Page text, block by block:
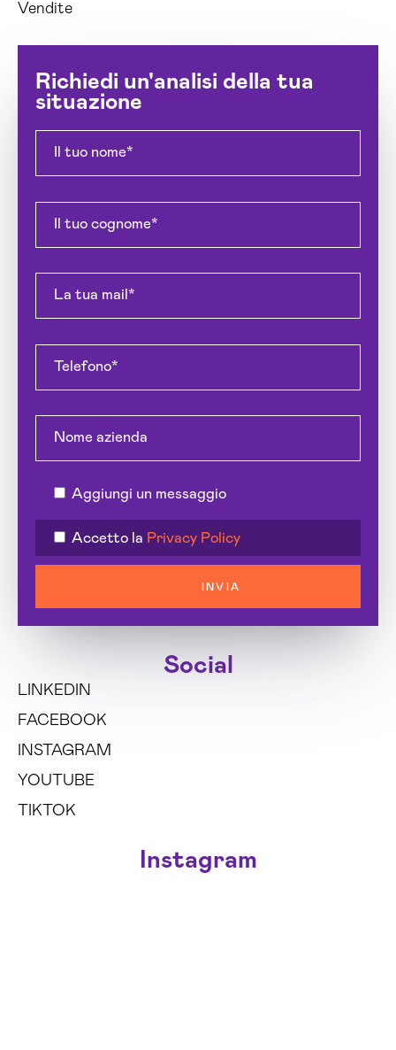
Vendite
Richiedi un'analisi della tua
situazione
Aggiungi un messaggio
Accetto la Privacy Policy
INVIA
Social
LINKEDIN
FACEBOOK
INSTAGRAM
YOUTUBE
TIKTOK
Instagram